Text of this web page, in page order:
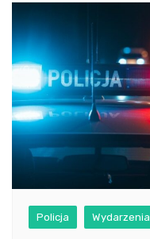
Policja Wydarzenia